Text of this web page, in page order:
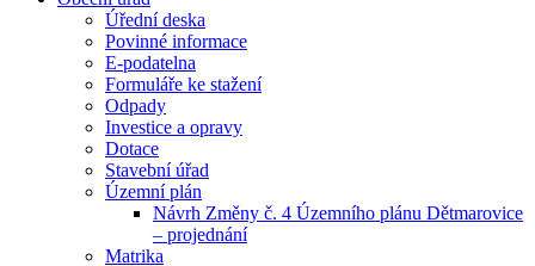
Úřední deska
Povinné informace
E-podatelna
Formuláře ke stažení
Odpady
Investice a opravy
Dotace
Stavební úřad
Územní plán
Návrh Změny č. 4 Územního plánu Dětmarovice
– projednání
Matrika